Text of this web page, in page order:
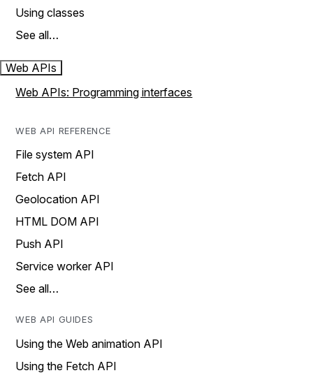
Using classes
See all…
Web APIs
Web APIs: Programming interfaces
WEB API REFERENCE
File system API
Fetch API
Geolocation API
HTML DOM API
Push API
Service worker API
See all…
WEB API GUIDES
Using the Web animation API
Using the Fetch API